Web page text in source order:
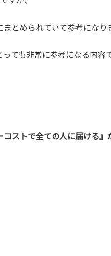
とめられていて参考になり
ても非常に参考になる内容
ストで全ての人に届ける』